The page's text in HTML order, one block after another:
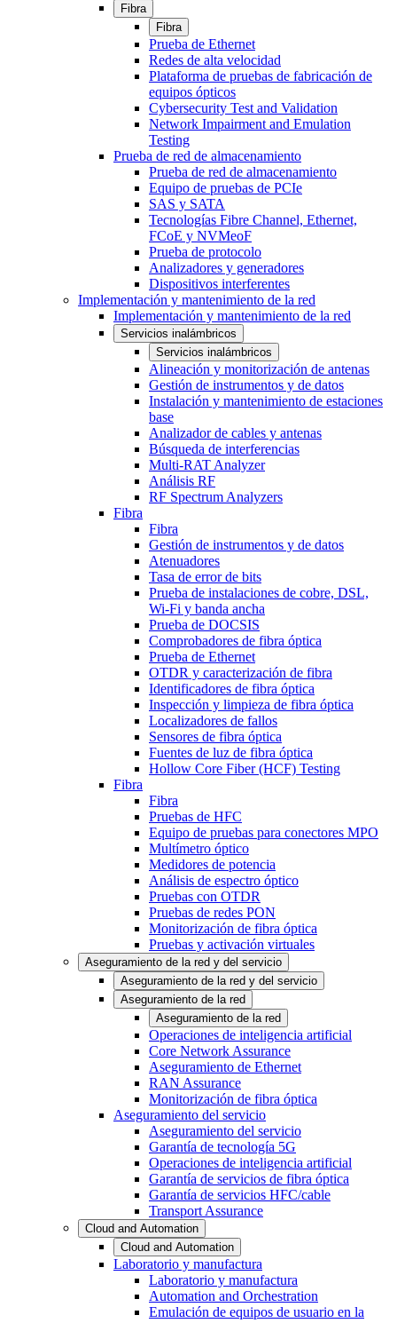
Fibra
Fibra
Prueba de Ethernet
Redes de alta velocidad
Plataforma de pruebas de fabricación de
equipos ópticos
Cybersecurity Test and Validation
Network Impairment and Emulation
Testing
Prueba de red de almacenamiento
Prueba de red de almacenamiento
Equipo de pruebas de PCIe
SAS y SATA
Tecnologías Fibre Channel, Ethernet,
FCoE y NVMeoF
Prueba de protocolo
Analizadores y generadores
Dispositivos interferentes
Implementación y mantenimiento de la red
Implementación y mantenimiento de la red
Servicios inalámbricos
Servicios inalámbricos
Alineación y monitorización de antenas
Gestión de instrumentos y de datos
Instalación y mantenimiento de estaciones
base
Analizador de cables y antenas
Búsqueda de interferencias
Multi-RAT Analyzer
Análisis RF
RF Spectrum Analyzers
Fibra
Fibra
Gestión de instrumentos y de datos
Atenuadores
Tasa de error de bits
Prueba de instalaciones de cobre, DSL,
Wi-Fi y banda ancha
Prueba de DOCSIS
Comprobadores de fibra óptica
Prueba de Ethernet
OTDR y caracterización de fibra
Identificadores de fibra óptica
Inspección y limpieza de fibra óptica
Localizadores de fallos
Sensores de fibra óptica
Fuentes de luz de fibra óptica
Hollow Core Fiber (HCF) Testing
Fibra
Fibra
Pruebas de HFC
Equipo de pruebas para conectores MPO
Multímetro óptico
Medidores de potencia
Análisis de espectro óptico
Pruebas con OTDR
Pruebas de redes PON
Monitorización de fibra óptica
Pruebas y activación virtuales
Aseguramiento de la red y del servicio
Aseguramiento de la red y del servicio
Aseguramiento de la red
Aseguramiento de la red
Operaciones de inteligencia artificial
Core Network Assurance
Aseguramiento de Ethernet
RAN Assurance
Monitorización de fibra óptica
Aseguramiento del servicio
Aseguramiento del servicio
Garantía de tecnología 5G
Operaciones de inteligencia artificial
Garantía de servicios de fibra óptica
Garantía de servicios HFC/cable
Transport Assurance
Cloud and Automation
Cloud and Automation
Laboratorio y manufactura
Laboratorio y manufactura
Automation and Orchestration
Emulación de equipos de usuario en la